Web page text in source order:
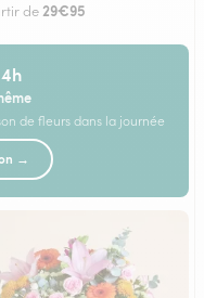
de29€95
de fleurs dans la journée
→